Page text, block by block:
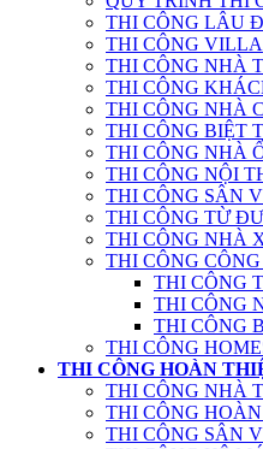
THI CÔNG LÂU
THI CÔNG VILLA
THI CÔNG NHÀ
THI CÔNG
THI CÔNG NHÀ
THI CÔNG BIỆT
THI CÔNG NHÀ
THI CÔNG NỘI
THI CÔNG SÂN
THI CÔNG TỪ
THI CÔNG NHÀ
THI CÔNG
THI CÔNG
THI CÔNG
THI CÔNG
THI CÔNG
THI CÔNG HOÀN
THI CÔNG NHÀ
THI CÔNG
THI CÔNG SÂN